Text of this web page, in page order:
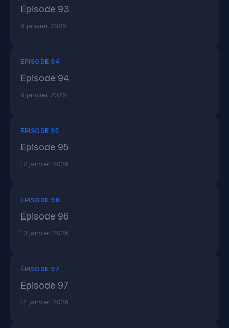
Épisode 93
8 janvier 2026
ÉPISODE 94
Épisode 94
9 janvier 2026
ÉPISODE 95
Épisode 95
12 janvier 2026
ÉPISODE 96
Épisode 96
13 janvier 2026
ÉPISODE 97
Épisode 97
14 janvier 2026